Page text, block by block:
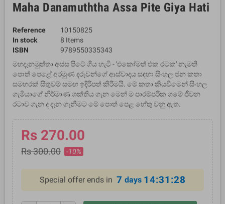
Maha Danamuththa Assa Pite Giya Hati
Reference
10150825
In stock
8 Items
ISBN
9789550335343
මහදැනමුත්තා අස්ස පිටේ ගිය හැටි - 'එකෝමත් එක රටක' නැමති
පොත් පෙළේ අරමුණ දරුවන්ගේ ආස්වාදය සඳහා සිංහල ජන කතා
සමහරක් සිතුවම් සමඟ ඉදිරිපත් කිරීමයි. මේ කතා කියවීමෙන් සිංහල
ගැමියා‌ගේ නිර්මාණ ශක්තිය ගැන මෙන් ම පාරම්පරික ගමේ ජීවන
රටාව ගැන ද දැන ගැනීමට මේ පොත් පෙළ හේතු වනු ඇත.
Rs 270.00
Rs 300.00 -10%
Special offer ends in 7 days 14:31:28